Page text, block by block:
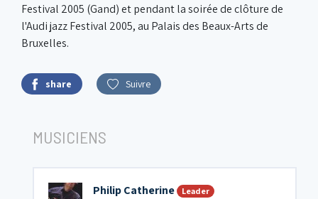
Festival 2005 (Gand) et pendant la soirée de clôture de
l'Audi jazz Festival 2005, au Palais des Beaux-Arts de
Bruxelles.
share Suivre
MUSICIENS
Philip Catherine Leader